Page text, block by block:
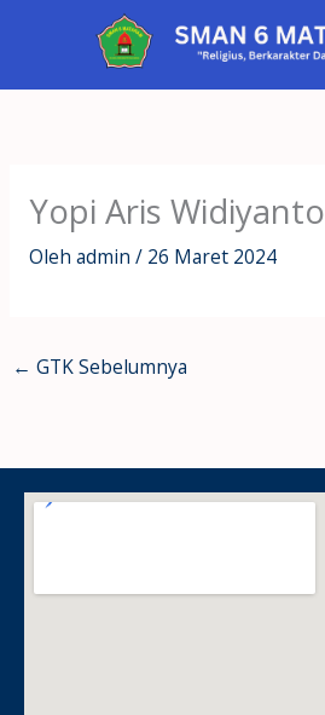
Yopi Aris Widiyanto
Oleh admin / 26 Maret 2024
← GTK Sebelumnya